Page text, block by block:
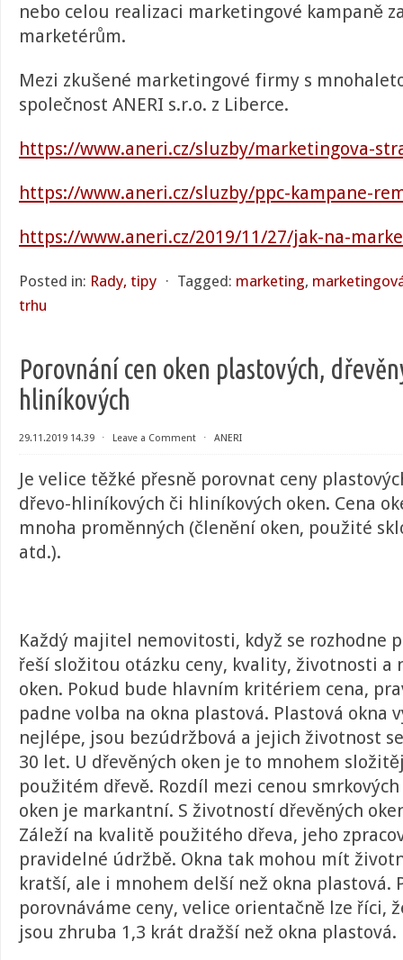
nebo celou realizaci marketingové kampaně
marketérům.
Mezi zkušené marketingové firmy s
společnost ANERI s.r.o. z Liberce.
https://www.aneri.cz/sluzby/marketingova-
https://www.aneri.cz/sluzby/ppc-kampane-
https://www.aneri.cz/2019/11/27/jak-na-
Posted in: Rady, tipy ⋅ Tagged: marketing,
trhu
Porovnání cen oken plastových,
hliníkových
29.11.2019 14.39 ⋅ Leave a Comment ⋅ ANERI
Je velice těžké přesně porovnat ceny
dřevo-hliníkových či hliníkových oken. Cena
mnoha proměnných (členění oken, použité
atd.).
Každý majitel nemovitosti, když se rozhodne
řeší složitou otázku ceny, kvality, životnosti a
oken. Pokud bude hlavním kritériem cena,
padne volba na okna plastová. Plastová okna
nejlépe, jsou bezúdržbová a jejich životnost
30 let. U dřevěných oken je to mnohem
použitém dřevě. Rozdíl mezi cenou
oken je markantní. S životností dřevěných
Záleží na kvalitě použitého dřeva, jeho
pravidelné údržbě. Okna tak mohou mít
kratší, ale i mnohem delší než okna plastová.
porovnáváme ceny, velice orientačně lze říci,
jsou zhruba 1,3 krát dražší než okna plastová.